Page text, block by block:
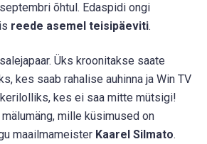
õhtul. Edaspidi ongi
reede asemel teisipäeviti.
Üks kroonitakse saate
kes saab rahalise auhinna ja Win TV
kes ei saa mitte mütsigi!
mille küsimused on
maailmameister Kaarel Silmato.